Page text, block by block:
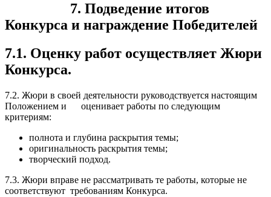
7. Подведение итогов
Конкурса и награждение Победителей
7.1. Оценку работ осуществляет Жюри
Конкурса.
7.2. Жюри в своей деятельности руководствуется настоящим
Положением и оценивает работы по следующим
критериям:
полнота и глубина раскрытия темы;
оригинальность раскрытия темы;
творческий подход.
7.3. Жюри вправе не рассматривать те работы, которые не
соответствуют требованиям Конкурса.